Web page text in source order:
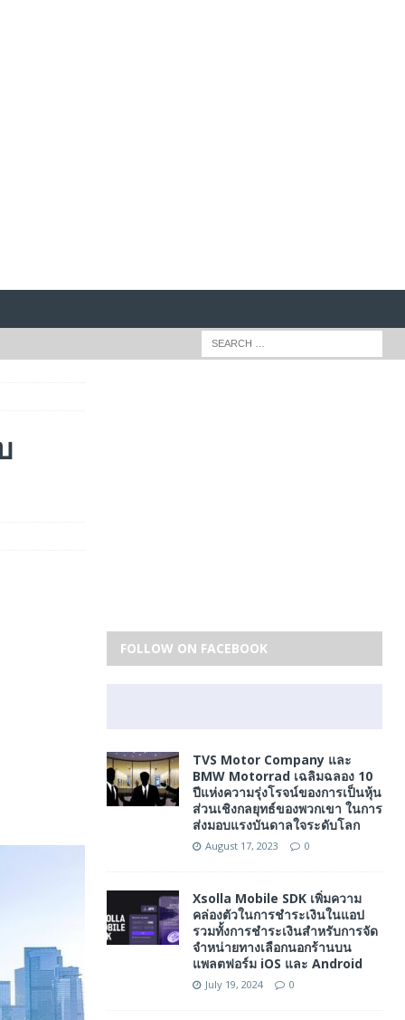
FOLLOW ON FACEBOOK
TVS Motor Company และ
BMW Motorrad เฉลิมฉลอง 10
ปีแห่งความรุ่งโรจน์ของการเป็นหุ้น
ส่วนเชิงกลยุทธ์ของพวกเขา ในการ
ส่งมอบแรงบันดาลใจระดับโลก
August 17, 2023 0
Xsolla Mobile SDK เพิ่มความ
คล่องตัวในการชำระเงินในแอป
รวมทั้งการชำระเงินสำหรับการจัด
จำหน่ายทางเลือกนอกร้านบน
แพลตฟอร์ม iOS และ Android
July 19, 2024 0